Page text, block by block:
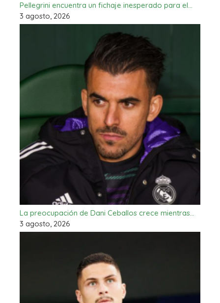
Pellegrini encuentra un fichaje inesperado para el…
3 agosto, 2026
La preocupación de Dani Ceballos crece mientras…
3 agosto, 2026